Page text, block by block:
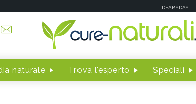
DEABYDAY
naturale Trova l'esperto Speciali